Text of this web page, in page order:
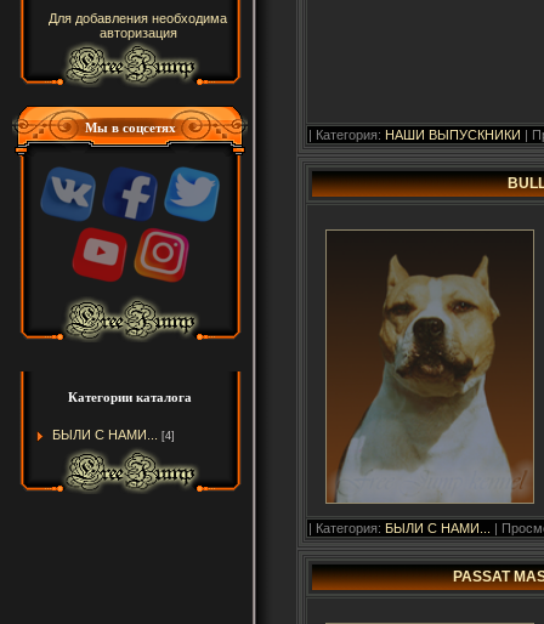
Для добавления необходима
авторизация
Мы в соцсетях
Категории каталога
БЫЛИ С НАМИ... [4]
| Категория: НАШИ ВЫПУСКНИКИ |
| Категория: БЫЛИ С НАМИ... |
PASSAT